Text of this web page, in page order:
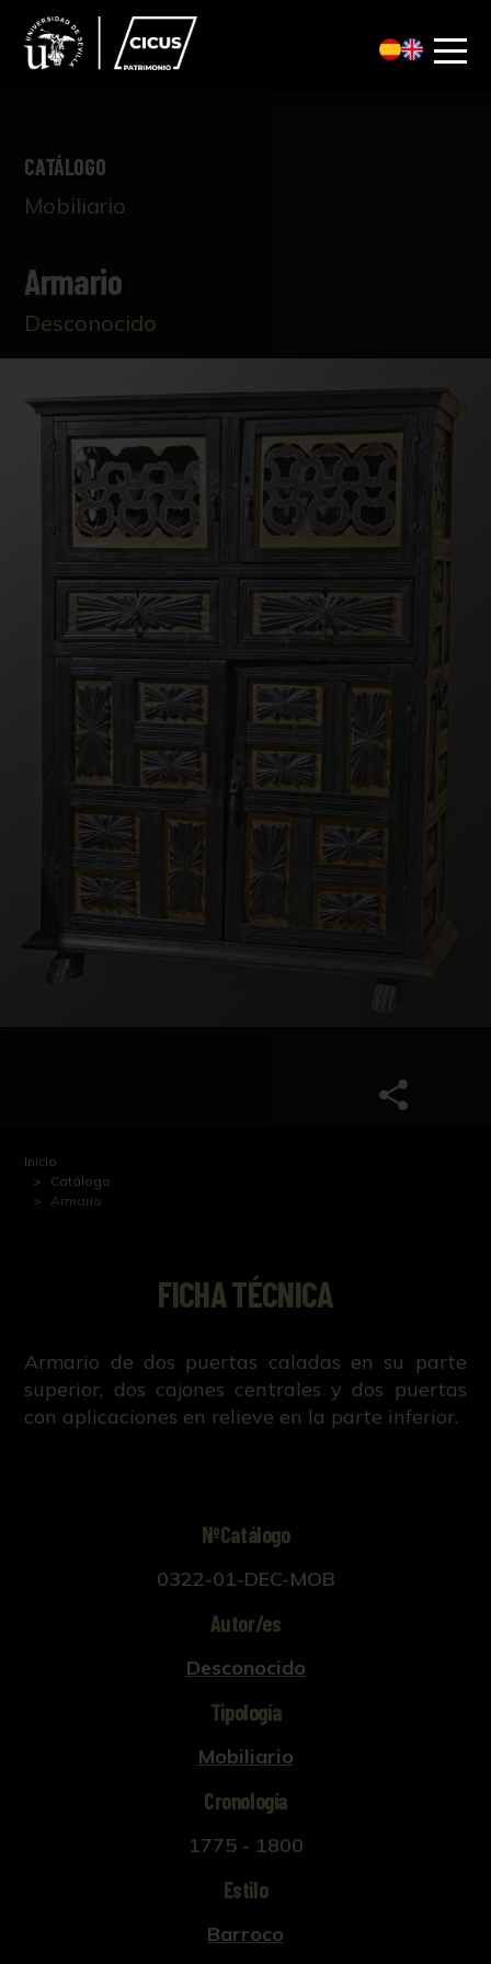
CATÁLOGO
Mobiliario
Armario
Desconocido
Inicio
Catálogo
Armario
FICHA TÉCNICA
Armario de dos puertas caladas en su parte
superior, dos cajones centrales y dos puertas
con aplicaciones en relieve en la parte inferior.
NºCatálogo
0322-01-DEC-MOB
Autor/es
Desconocido
Tipología
Mobiliario
Cronología
1775 - 1800
Estilo
Barroco